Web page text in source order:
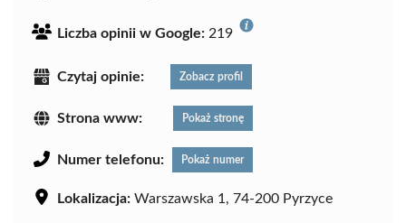
Liczba opinii w Google: 219
Czytaj opinie: Zobacz profil
Strona www: Pokaż stronę
Numer telefonu: Pokaż numer
Lokalizacja: Warszawska 1, 74-200 Pyrzyce